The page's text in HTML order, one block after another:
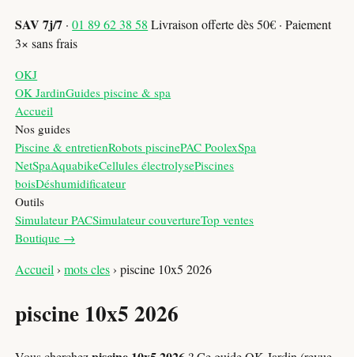
SAV 7j/7 ·01 89 62 38 58 Livraison offerte dès 50€ · Paiement
3× sans frais
OKJ
OK JardinGuides piscine & spa
Accueil
Nos guides
Piscine & entretienRobots piscinePAC PoolexSpa
NetSpaAquabikeCellules électrolysePiscines
boisDéshumidificateur
Outils
Simulateur PACSimulateur couvertureTop ventes
Boutique →
Accueil ›mots cles›piscine 10x5 2026
piscine 10x5 2026